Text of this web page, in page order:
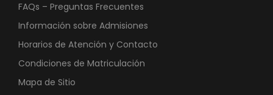
FAQs – Preguntas Frecuentes
Información sobre Admisiones
Horarios de Atención y Contacto
Condiciones de Matriculación
Mapa de Sitio